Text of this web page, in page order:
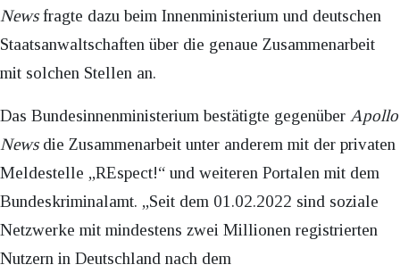
Newsfragte dazu beim Innenministerium und deutschen
Staatsanwaltschaften über die genaue Zusammenarbeit
mit solchen Stellen an.
Das Bundesinnenministerium bestätigte gegenüber Apollo
Newsdie Zusammenarbeit unter anderem mit der privaten
Meldestelle „REspect!“ und weiteren Portalen mit dem
Bundeskriminalamt. „Seit dem 01.02.2022 sind soziale
Netzwerke mit mindestens zwei Millionen registrierten
Nutzern in Deutschland nach dem